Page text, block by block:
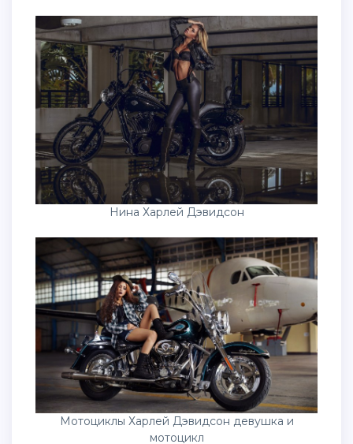
Нина Харлей Дэвидсон
Мотоциклы Харлей Дэвидсон девушка и
мотоцикл